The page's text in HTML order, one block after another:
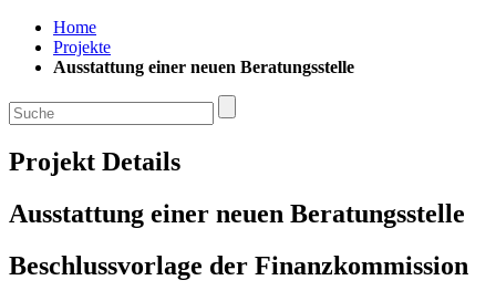
Home
Projekte
Ausstattung einer neuen Beratungsstelle
Projekt Details
Ausstattung einer neuen Beratungsstelle
Beschlussvorlage der Finanzkommission